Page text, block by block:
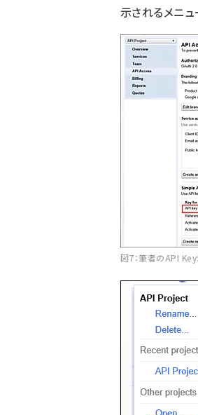
示されるメニュ
図7：筆者のAPI Key